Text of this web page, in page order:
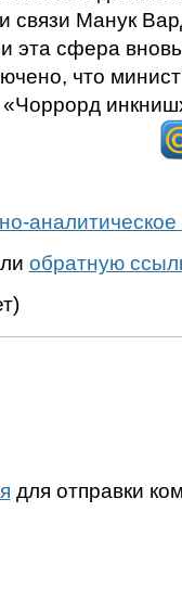
связи Манук
эта сфера
что
аналитическое
обратную
для отправки